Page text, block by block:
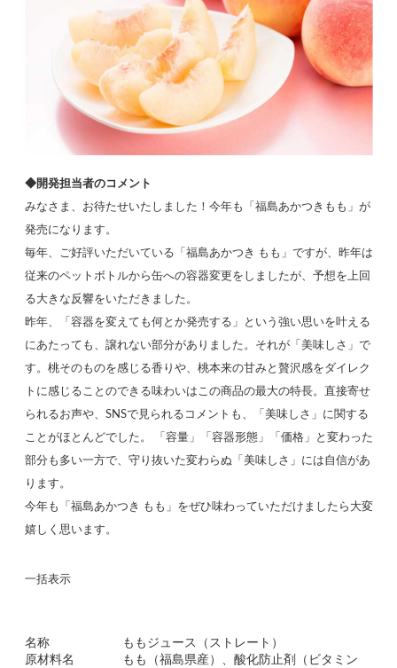
◆開発担当者のコメント
みなさま、お待たせいたしました！今年も「福島あかつきもも」が
発売になります。
毎年、ご好評いただいている「福島あかつき もも」ですが、昨年は
従来のペットボトルから缶への容器変更をしましたが、予想を上回
る大きな反響をいただきました。
昨年、「容器を変えても何とか発売する」という強い思いを叶える
にあたっても、譲れない部分がありました。それが「美味しさ」で
す。桃そのものを感じる香りや、桃本来の甘みと贅沢感をダイレク
トに感じることのできる味わいはこの商品の最大の特長。直接寄せ
られるお声や、SNSで見られるコメントも、「美味しさ」に関する
ことがほとんどでした。 「容量」「容器形態」「価格」と変わった
部分も多い一方で、守り抜いた変わらぬ「美味しさ」には自信があ
ります。
今年も「福島あかつき もも」をぜひ味わっていただけましたら大変
嬉しく思います。
一括表示
名称
ももジュース（ストレート）
原材料名
もも（福島県産）、酸化防止剤（ビタミン